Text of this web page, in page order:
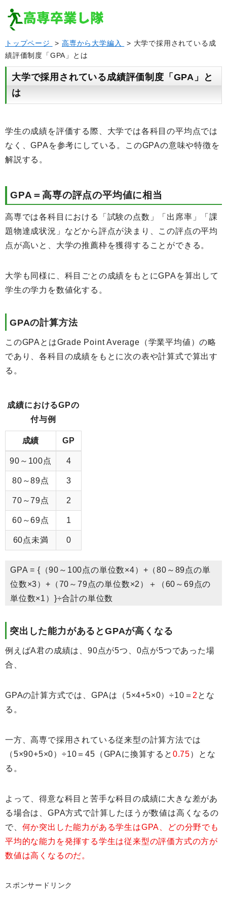
トップページ >高専から大学編入
> 大学で採用されている成
績評価制度「GPA」とは
大学で採用されている成績評価制度「GPA」と
は
学生の成績を評価する際、大学では各科目の平均点では
なく、GPAを参考にしている。このGPAの意味や特徴を
解説する。
GPA＝高専の評点の平均値に相当
高専では各科目における「試験の点数」「出席率」「課
題物達成状況」などから評点が決まり、この評点の平均
点が高いと、大学の推薦枠を獲得することができる。
大学も同様に、科目ごとの成績をもとにGPAを算出して
学生の学力を数値化する。
GPAの計算方法
このGPAとはGrade Point Average（学業平均値）の略
であり、各科目の成績をもとに次の表や計算式で算出す
る。
成績におけるGPの
付与例
成績 GP
90～100点 4
80～89点 3
70～79点 2
60～69点 1
60点未満 0
GPA = {（90～100点の単位数×4）+（80～89点の単
位数×3）+（70～79点の単位数×2）＋（60～69点の
単位数×1）}÷合計の単位数
突出した能力があるとGPAが高くなる
例えばA君の成績は、90点が5つ、0点が5つであった場
合、
GPAの計算方式では、GPAは（5×4+5×0）÷10＝ 2 とな
る。
一方、高専で採用されている従来型の計算方法では
（5×90+5×0）÷10＝45（GPAに換算すると 0.75）とな
る。
よって、得意な科目と苦手な科目の成績に大きな差があ
る場合は、GPA方式で計算したほうが数値は高くなるの
で、 何か突出した能力がある学生はGPA、どの分野でも
平均的な能力を発揮する学生は従来型の評価方式の方が
数値は高くなるのだ。
スポンサードリンク